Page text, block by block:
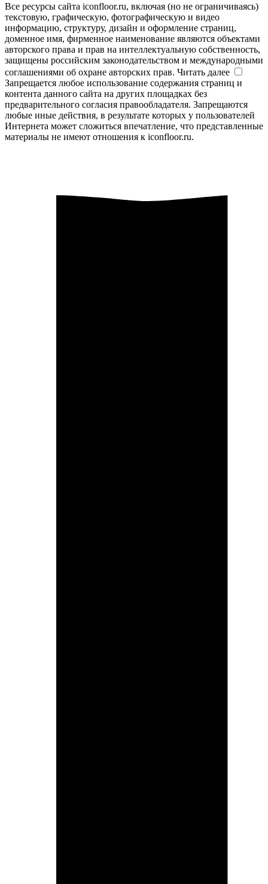
Все ресурсы сайта iconfloor.ru, включая (но не ограничиваясь)
текстовую, графическую, фотографическую и видео
информацию, структуру, дизайн и оформление страниц,
доменное имя, фирменное наименование являются объектами
авторского права и прав на интеллектуальную собственность,
защищены российским законодательством и международными
соглашениями об охране авторских прав. Читать далее
Запрещается любое использование содержания страниц и
контента данного сайта на других площадках без
предварительного согласия правообладателя. Запрещаются
любые иные действия, в результате которых у пользователей
Интернета может сложиться впечатление, что представленные
материалы не имеют отношения к iconfloor.ru.